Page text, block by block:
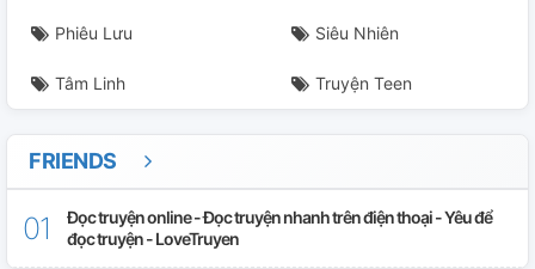
Phiêu Lưu Siêu Nhiên
Tâm Linh Truyện Teen
FRIENDS
Đọc truyện online - Đọc truyện nhanh trên điện thoại - Yêu để
đọc truyện - LoveTruyen